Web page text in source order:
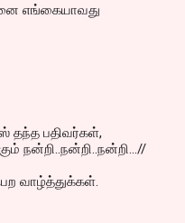
எங்கையாவது
தந்த பதிவர்கள்,
நன்றி..நன்றி..நன்றி...//
வாழ்த்துக்கள்.